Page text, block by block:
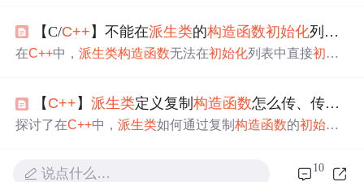
程序至关重要。
余操作，对复杂对象尤为重要；三是满足不可变性，某些
成员必须通过初始化列表赋值。
【C/C++ 】不能在派生类的构造函数初始化列表中直接
在C++中，派生类构造函数无法在初始化列表中直接初始
造顺序和封装性符合C++对象模型规范。
【 C++ 】派生类定义复制构造函数怎么传、传什么
探讨了在C++中，派生类如何通过复制构造函数的初始化
生类复制构造函数
说点什么… 10